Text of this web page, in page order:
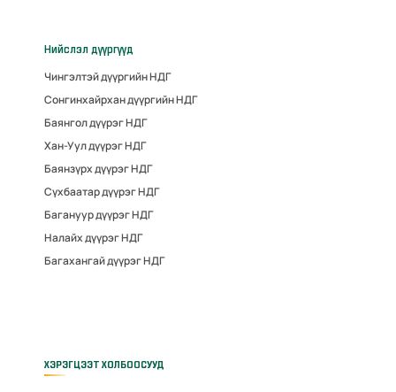
Нийслэл дүүргүүд
Чингэлтэй дүүргийн НДГ
Сонгинхайрхан дүүргийн НДГ
Баянгол дүүрэг НДГ
Хан-Уул дүүрэг НДГ
Баянзүрх дүүрэг НДГ
Сүхбаатар дүүрэг НДГ
Багануур дүүрэг НДГ
Налайх дүүрэг НДГ
Багахангай дүүрэг НДГ
ХЭРЭГЦЭЭТ ХОЛБООСУУД